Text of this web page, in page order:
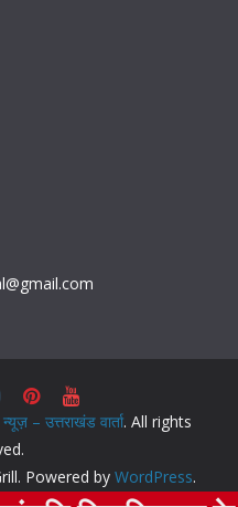
न्यूज़ – उत्तराखंड वार्ता. All rights
Powered by WordPress.
F T T W L